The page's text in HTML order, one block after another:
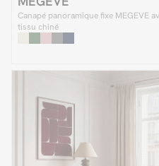
Canapé panoramique fixe MEGEVE
tissu chiné